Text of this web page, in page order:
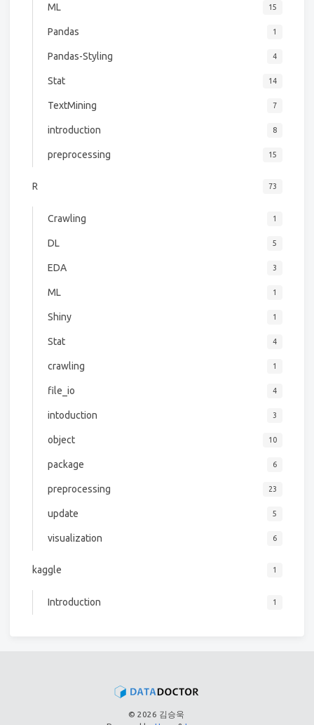
ML 15
Pandas 1
Pandas-Styling 4
Stat 14
TextMining 7
introduction 8
preprocessing 15
R 73
Crawling 1
DL 5
EDA 3
ML 1
Shiny 1
Stat 4
crawling 1
file_io 4
intoduction 3
object 10
package 6
preprocessing 23
update 5
visualization 6
kaggle 1
Introduction 1
© 2026 김승욱